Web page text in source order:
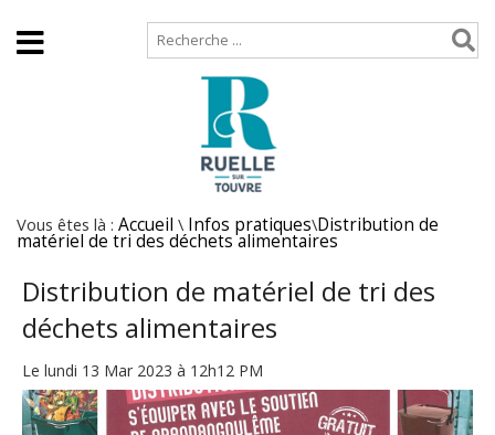
Vous êtes là : Accueil \ Infos pratiques\Distribution de
matériel de tri des déchets alimentaires
Distribution de matériel de tri des
déchets alimentaires
Le lundi 13 Mar 2023 à 12h12 PM